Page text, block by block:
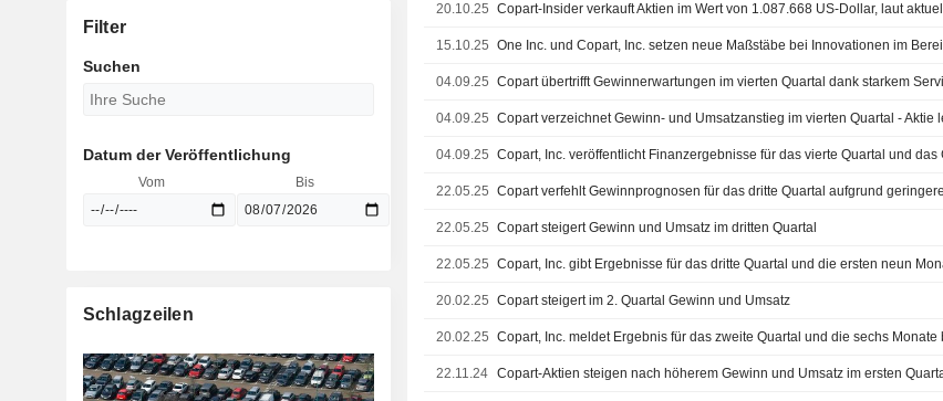
20.10.25
15.10.25
04.09.25
04.09.25
04.09.25
22.05.25
22.05.25 Copart steigert Gewinn und Umsatz im dritten Quartal
22.05.25
20.02.25 Copart steigert im 2. Quartal Gewinn und Umsatz
20.02.25
22.11.24
Filter
Suchen
Datum der Veröffentlichung
Vom Bis
Schlagzeilen